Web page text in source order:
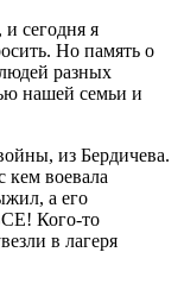
сегодня я
Но память о
разных
нашей семьи и
из Бердичева.
кем воевала
а его
Кого-то
в лагеря